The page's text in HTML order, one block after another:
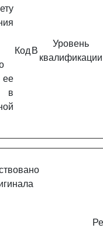
в
Код B
Уровень
квалификации